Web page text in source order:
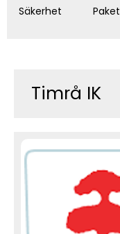
Säkerhet Paket
Timrå IK